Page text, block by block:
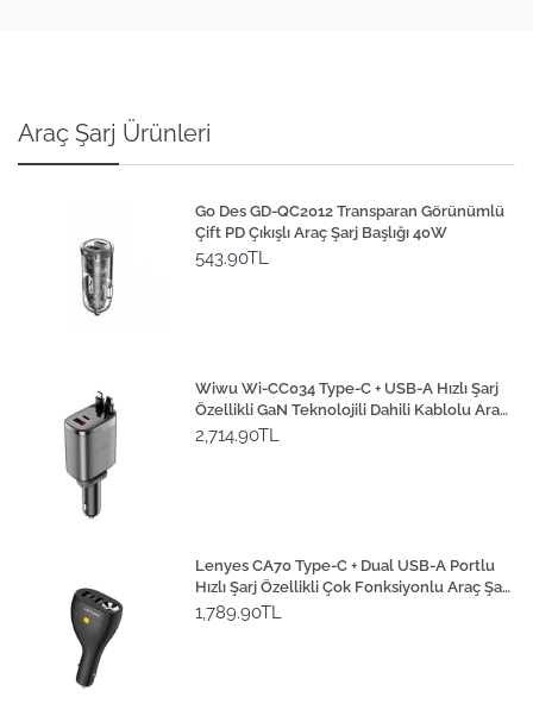
Araç Şarj Ürünleri
Go Des GD-QC2012 Transparan Görünümlü
Çift PD Çıkışlı Araç Şarj Başlığı 40W
543.90TL
Wiwu Wi-CC034 Type-C + USB-A Hızlı Şarj
Özellikli GaN Teknolojili Dahili Kablolu Araç
Şarj Aleti 111W
2,714.90TL
Lenyes CA70 Type-C + Dual USB-A Portlu
Hızlı Şarj Özellikli Çok Fonksiyonlu Araç Şarj
Aleti 20W
1,789.90TL